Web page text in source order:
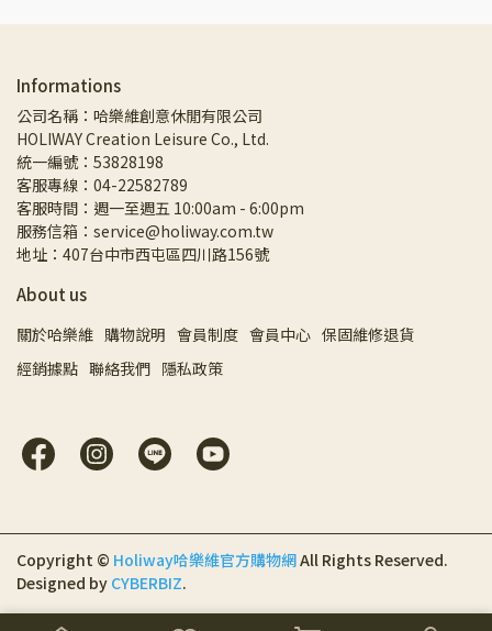
Informations
公司名稱：哈樂維創意休閒有限公司
HOLIWAY Creation Leisure Co., Ltd.
統一編號：53828198
客服專線：04-22582789
客服時間：週一至週五 10:00am - 6:00pm
服務信箱：service@holiway.com.tw
地址：407台中市西屯區四川路156號
About us
關於哈樂維 購物說明 會員制度 會員中心 保固維修退貨
經銷據點 聯絡我們 隱私政策
Copyright © Holiway哈樂維官方購物網All Rights Reserved.
Designed by CYBERBIZ.